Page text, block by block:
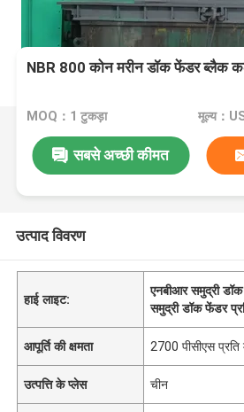
NBR 800 कोन मरीन डॉक फेंडर ब्लैक
MOQ：1 टुकड़ा मूल्य：
सबसे अच्छी कीमत
उत्पाद विवरण
हाई लाइट:
एनबीआर समुद्री
समुद्री डॉक फेंडर
आपूर्ति की क्षमता 2700 पीसीएस प्रति
उत्पत्ति के प्लेस चीन